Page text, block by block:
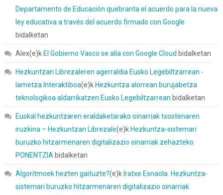
Departamento de Educación quebranta el acuerdo para la nueva
ley educativa a través del acuerdo firmado con Google
bidalketan
Alex(e)k El Gobierno Vasco se alía con Google Cloud bidalketan
Hezkuntzan Librezaleren agerraldia Eusko Legebiltzarrean -
Iametza Interaktiboa(e)k Hezkuntza alorrean burujabetza
teknologikoa aldarrikatzen Eusko Legebiltzarrean bidalketan
Euskal hezkuntzaren eraldaketarako oinarriak txostenaren
iruzkina – Hezkuntzan Librezale(e)k Hezkuntza-sistemari
buruzko hitzarmenaren digitalizazio oinarriak zehazteko
PONENTZIA bidalketan
Algoritmoek hezten gaituzte?(e)k Iratxe Esnaola. Hezkuntza-
sistemari buruzko hitzarmenaren digitalizazio oinarriak